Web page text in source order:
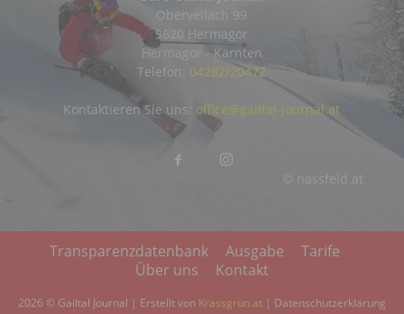
Obervellach 99
9620 Hermagor
Hermagor - Kärnten
Telefon: 04282/20472
© nassfeld.at
Kontaktieren Sie uns: office@gailtal-journal.at
Transparenzdatenbank Ausgabe
Tarife
Über uns
Kontakt
2026 © Gailtal Journal | Erstellt von Krassgrün.at | Datenschutzerklärung